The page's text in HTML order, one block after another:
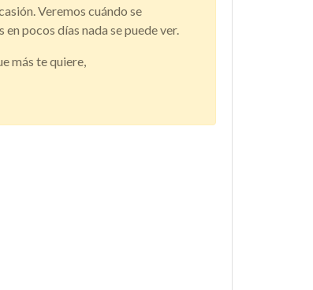
Veremos cuándo se
pocos días nada se puede ver.
más te quiere,